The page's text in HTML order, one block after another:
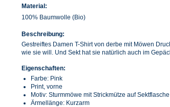
Material:
100% Baumwolle (Bio)
Beschreibung:
Gestreiftes Damen T-Shirt von derbe mit Möwen
wie sie will. Und Sekt hat sie natürlich auch im
Eigenschaften:
Farbe: Pink
Print, vorne
Motiv: Sturmmöwe mit Strickmütze auf Sektflasche
Ärmellänge: Kurzarm